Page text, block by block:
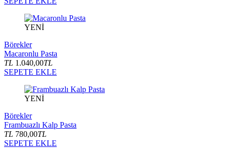
YENİ
Börekler
Macaronlu Pasta
TL 1.040,00TL
SEPETE EKLE
YENİ
Börekler
Frambuazlı Kalp Pasta
TL 780,00TL
SEPETE EKLE